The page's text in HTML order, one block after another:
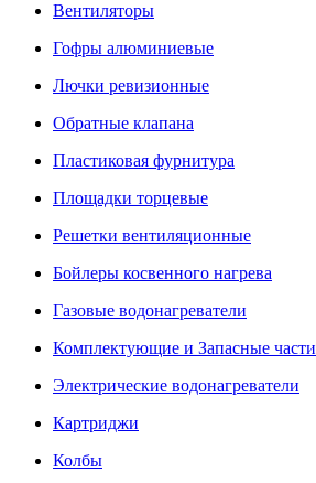
Вентиляторы
Гофры алюминиевые
Лючки ревизионные
Обратные клапана
Пластиковая фурнитура
Площадки торцевые
Решетки вентиляционные
Бойлеры косвенного нагрева
Газовые водонагреватели
Комплектующие и Запасные части
Электрические водонагреватели
Картриджи
Колбы